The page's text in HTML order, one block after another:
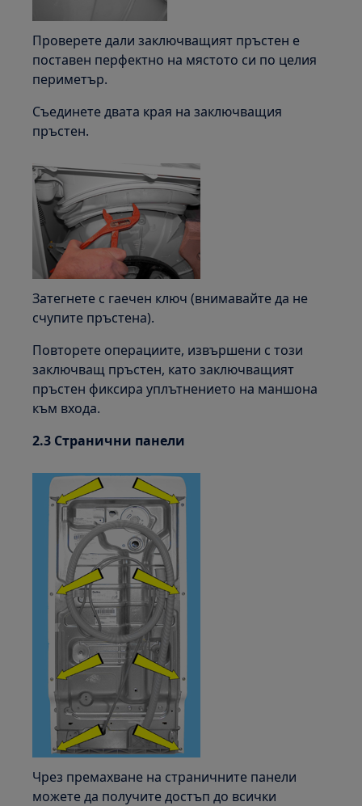
Проверете дали заключващият пръстен е
поставен перфектно на мястото си по целия
периметър.
Съединете двата края на заключващия
пръстен.
Затегнете с гаечен ключ (внимавайте да не
счупите пръстена).
Повторете операциите, извършени с този
заключващ пръстен, като заключващият
пръстен фиксира уплътнението на маншона
към входа.
2.3 Странични панели
Чрез премахване на страничните панели
можете да получите достъп до всички